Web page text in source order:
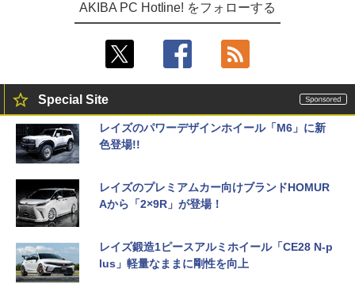
AKIBA PC Hotline! をフォローする
Special Site
レイズのパワーデザインホイール「M6」に新
色登場!!
レイズのプレミアムカー向けブランドHOMUR
Aから「2×9R」が登場！
レイズ鍛造1ピースアルミホイール「CE28 N-p
lus」軽量なままに剛性を向上